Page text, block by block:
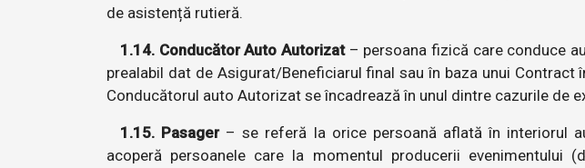
de asistență rutieră.
1.14. Conducător Auto Autorizat– persoana fizică care conduce
prealabil dat de Asigurat/Beneficiarul final sau în baza unui
Conducătorul auto Autorizat se încadrează în unul dintre cazurile de
1.15. Pasager– se referă la orice persoană aflată în interiorul
acoperă persoanele care la momentul producerii evenimentului